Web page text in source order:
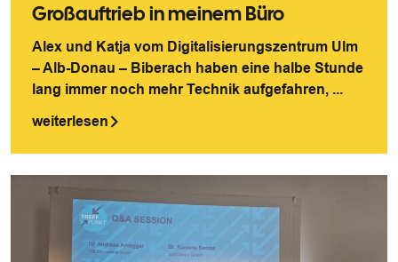
Großauftrieb in meinem Büro
Alex und Katja vom Digitalisierungszentrum Ulm
– Alb-Donau – Biberach haben eine halbe Stunde
lang immer noch mehr Technik aufgefahren, ...
weiterlesen